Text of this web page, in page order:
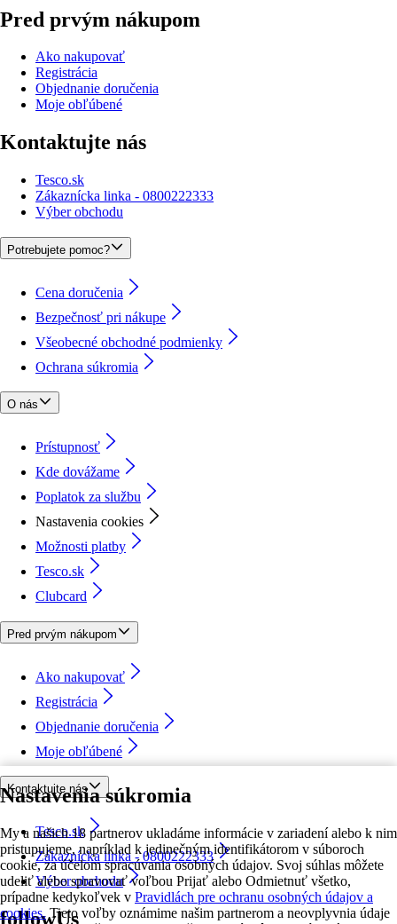
Nastavenia súkromia
My a našich 18 partnerov ukladáme informácie v zariadení alebo k nim
pristupujeme, napríklad k jedinečným identifikátorom v súboroch
cookie, za účelom spracúvania osobných údajov. Svoj súhlas môžete
udeliť alebo spravovať voľbou Prijať alebo Odmietnuť všetko,
prípadne kedykoľvek v Pravidlách pre ochranu osobných údajov a
cookies. Tieto voľby oznámime našim partnerom a neovplyvnia údaje
Pred prvým nákupom
Ako nakupovať
Registrácia
Objednanie doručenia
Moje obľúbené
Kontaktujte nás
Tesco.sk
Zákaznícka linka - 0800222333
Výber obchodu
Potrebujete pomoc?
Cena doručenia
Bezpečnosť pri nákupe
Všeobecné obchodné podmienky
Ochrana súkromia
O nás
Prístupnosť
Kde dovážame
Poplatok za službu
Nastavenia cookies
Možnosti platby
Tesco.sk
Clubcard
Pred prvým nákupom
Ako nakupovať
Registrácia
Objednanie doručenia
Moje obľúbené
Kontaktujte nás
Tesco.sk
Zákaznícka linka - 0800222333
Výber obchodu
followUs